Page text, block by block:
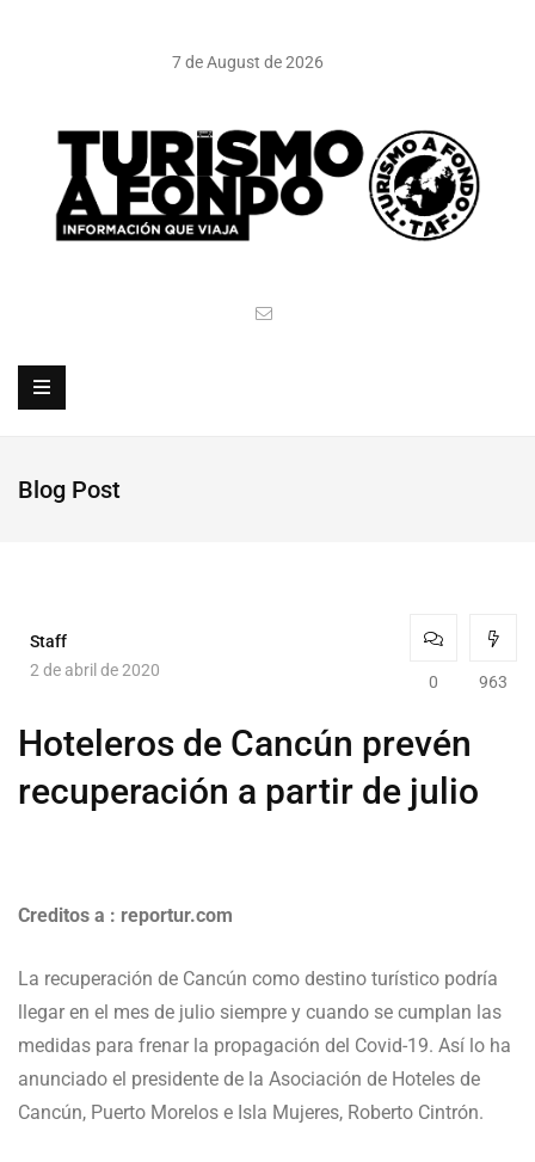
7 de August de 2026
Blog Post
Staff
2 de abril de 2020
0 963
Hoteleros de Cancún prevén
recuperación a partir de julio
Creditos a : reportur.com
La recuperación de Cancún como destino turístico podría
llegar en el mes de julio siempre y cuando se cumplan las
medidas para frenar la propagación del Covid-19. Así lo ha
anunciado el presidente de la Asociación de Hoteles de
Cancún, Puerto Morelos e Isla Mujeres, Roberto Cintrón.